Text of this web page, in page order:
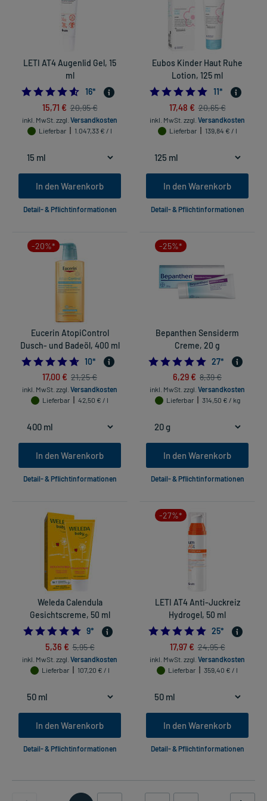
LETI AT4 Augenlid Gel, 15
ml
4.5625
16*
15,71 € 20,95 €
inkl. MwSt. zzgl. Versandkosten
Lieferbar
1.047,33 € / l
In den Warenkorb
Detail- & Pflichtinformationen
Eubos Kinder Haut Ruhe
Lotion, 125 ml
5.0
11*
17,48 € 20,65 €
inkl. MwSt. zzgl. Versandkosten
Lieferbar
139,84 € / l
In den Warenkorb
Detail- & Pflichtinformationen
-20%*
Eucerin AtopiControl
Dusch- und Badeöl, 400 ml
4.7
10*
17,00 € 21,25 €
inkl. MwSt. zzgl. Versandkosten
Lieferbar
42,50 € / l
In den Warenkorb
Detail- & Pflichtinformationen
-25%*
Bepanthen Sensiderm
Creme, 20 g
27*
6,29 € 8,39 €
inkl. MwSt. zzgl. Versandkosten
Lieferbar
314,50 € / kg
In den Warenkorb
Detail- & Pflichtinformationen
Weleda Calendula
Gesichtscreme, 50 ml
5.0
9*
5,36 € 5,95 €
inkl. MwSt. zzgl. Versandkosten
Lieferbar
107,20 € / l
In den Warenkorb
Detail- & Pflichtinformationen
-27%*
LETI AT4 Anti-Juckreiz
Hydrogel, 50 ml
4.8
25*
17,97 € 24,95 €
inkl. MwSt. zzgl. Versandkosten
Lieferbar
359,40 € / l
In den Warenkorb
Detail- & Pflichtinformationen